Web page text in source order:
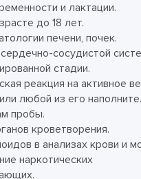
и лактации.
до 18 лет.
печени, почек.
сосудистой
стадии.
реакция на активное
любой из его
пробы.
кроветворения.
в анализах крови и
наркотических